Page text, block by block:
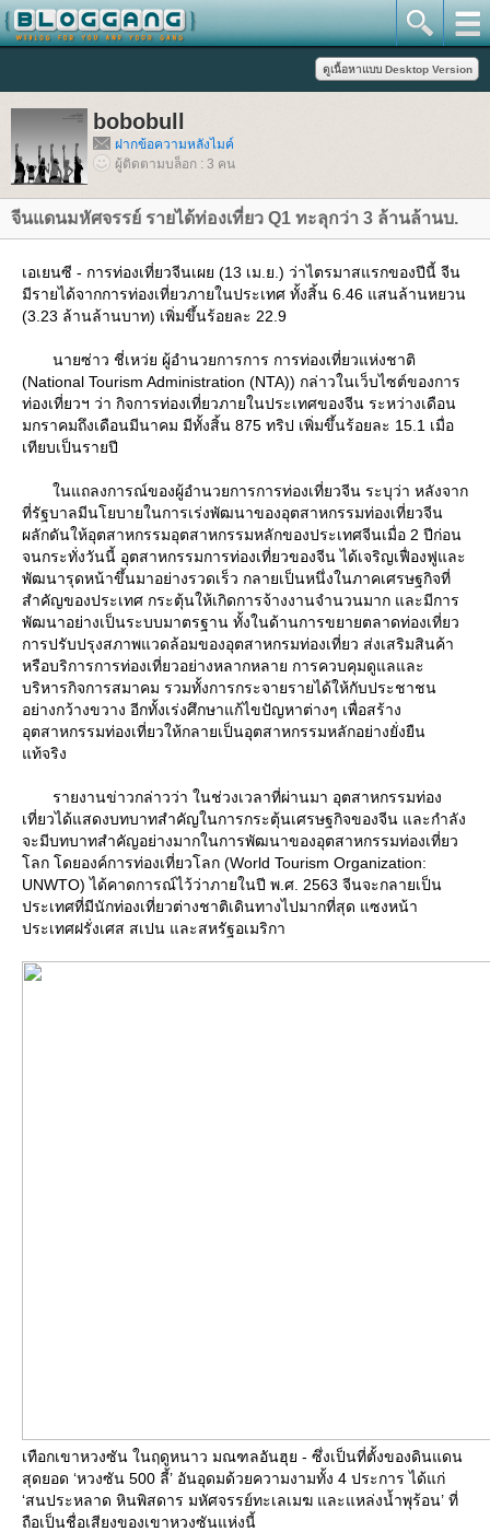
bobobull
ฝากข้อความหลังไมค์
ผู้ติดตามบล็อก : 3 คน
จีนแดนมหัศจรรย์ รายได้ท่องเที่ยว Q1 ทะลุกว่า 3 ล้านล้านบ.
เอเยนซี - การท่องเที่ยวจีนเผย (13 เม.ย.) ว่าไตรมาสแรกของปีนี้ จีน
มีรายได้จากการท่องเที่ยวภายในประเทศ ทั้งสิ้น 6.46 แสนล้านหยวน
(3.23 ล้านล้านบาท) เพิ่มขึ้นร้อยละ 22.9
นายซ่าว ชี่เหว่ย ผู้อำนวยการการ การท่องเที่ยวแห่งชาติ
(National Tourism Administration (NTA)) กล่าวในเว็บไซต์ของการ
ท่องเที่ยวฯ ว่า กิจการท่องเที่ยวภายในประเทศของจีน ระหว่างเดือน
มกราคมถึงเดือนมีนาคม มีทั้งสิ้น 875 ทริป เพิ่มขึ้นร้อยละ 15.1 เมื่อ
เทียบเป็นรายปี
นแถลงการณ์ของผู้อำนวยการการท่องเที่ยวจีน ระบุว่า หลังจาก
ที่รัฐบาลมีนโยบายในการเร่งพัฒนาของอุตสาหกรรมท่องเที่ยวจีน
ผลักดันให้อุตสาหกรรมอุตสาหกรรมหลักของประเทศจีนเมื่อ 2 ปีก่อน
จนกระทั่งวันนี้ อุตสาหกรรมการท่องเที่ยวของจีน ได้เจริญเฟื่องฟูและ
พัฒนารุดหน้าขึ้นมาอย่างรวดเร็ว กลายเป็นหนึ่งในภาคเศรษฐกิจที่
สำคัญของประเทศ กระตุ้นให้เกิดการจ้างงานจำนวนมาก และมีการ
พัฒนาอย่างเป็นระบบมาตรฐาน ทั้งในด้านการขยายตลาดท่องเที่ยว
การปรับปรุงสภาพแวดล้อมของอุตสาหกรมท่องเที่ยว ส่งเสริมสินค้า
หรือบริการการท่องเที่ยวอย่างหลากหลาย การควบคุมดูแลและ
บริหารกิจการสมาคม รวมทั้งการกระจายรายได้ให้กับประชาชน
อย่างกว้างขวาง อีกทั้งเร่งศึกษาแก้ไขปัญหาต่างๆ เพื่อสร้าง
อุตสาหกรรมท่องเที่ยวให้กลายเป็นอุตสาหกรรมหลักอย่างยั่งยืน
ท้จริง
รายงานข่าวกล่าวว่า ในช่วงเวลาที่ผ่านมา อุตสาหกรรมท่อง
เที่ยวได้แสดงบทบาทสำคัญในการกระตุ้นเศรษฐกิจของจีน และกำลัง
จะมีบทบาทสำคัญอย่างมากในการพัฒนาของอุตสาหกรรมท่องเที่ยว
ลก โดยองค์การท่องเที่ยวโลก (World Tourism Organization:
UNWTO) ได้คาดการณ์ไว้ว่าภายในปี พ.ศ. 2563 จีนจะกลายเป็น
ประเทศที่มีนักท่องเที่ยวต่างชาติเดินทางไปมากที่สุด แซงหน้า
ประเทศฝรั่งเศส สเปน และสหรัฐอเมริกา
เทือกเขาหวงซัน ในฤดูหนาว มณฑลอันฮุย - ซึ่งเป็นที่ตั้งของดินแดน
สุดยอด ‘หวงซัน 500 ลี้’ อันอุดมด้วยความงามทั้ง 4 ประการ ได้แก่
‘สนประหลาด หินพิสดาร มหัศจรรย์ทะเลเมฆ และแหล่งน้ำพุร้อน’ ที่
ถือเป็นชื่อเสียงของเขาหวงซันแห่งนี้